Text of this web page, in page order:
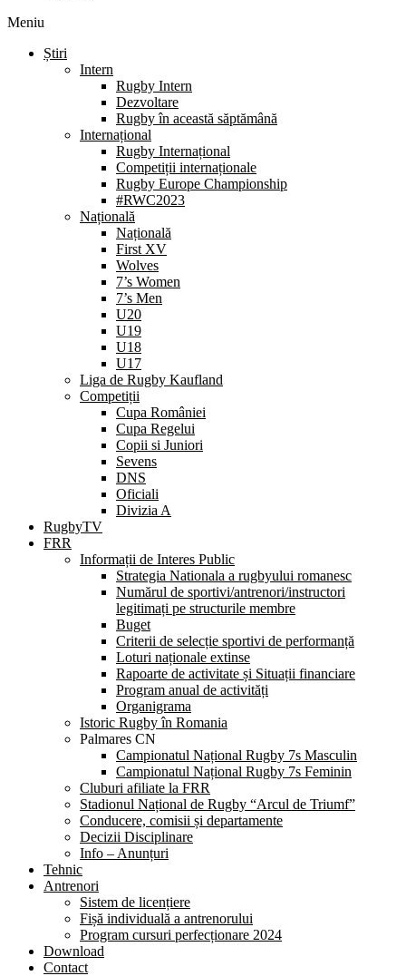
Meniu
Știri
Intern
Rugby Intern
Dezvoltare
Rugby în această săptămână
Internațional
Rugby Internațional
Competiții internaționale
Rugby Europe Championship
#RWC2023
Națională
Națională
First XV
Wolves
7’s Women
7’s Men
U20
U19
U18
U17
Liga de Rugby Kaufland
Competiții
Cupa României
Cupa Regelui
Copii si Juniori
Sevens
DNS
Oficiali
Divizia A
RugbyTV
FRR
Informații de Interes Public
Strategia Nationala a rugbyului romanesc
Numărul de sportivi/antrenori/instructori
legitimați pe structurile membre
Buget
Criterii de selecție sportivi de performanță
Loturi naționale extinse
Rapoarte de activitate și Situații financiare
Program anual de activități
Organigrama
Istoric Rugby în Romania
Palmares CN
Campionatul Național Rugby 7s Masculin
Campionatul Național Rugby 7s Feminin
Cluburi afiliate la FRR
Stadionul Național de Rugby “Arcul de Triumf”
Conducere, comisii și departamente
Decizii Disciplinare
Info – Anunțuri
Tehnic
Antrenori
Sistem de licențiere
Fișă individuală a antrenorului
Program cursuri perfecționare 2024
Download
Contact